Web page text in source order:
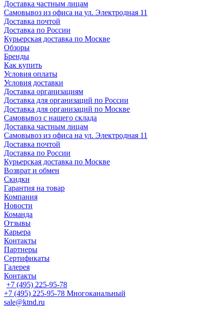
Доставка частным лицам
Самовывоз из офиса на ул. Электродная 11
Доставка почтой
Доставка по России
Курьерская доставка по Москве
Обзоры
Бренды
Как купить
Условия оплаты
Условия доставки
Доставка организациям
Доставка для организаций по России
Доставка для организаций по Москве
Самовывоз с нашего склада
Доставка частным лицам
Самовывоз из офиса на ул. Электродная 11
Доставка почтой
Доставка по России
Курьерская доставка по Москве
Возврат и обмен
Скидки
Гарантия на товар
Компания
Новости
Команда
Отзывы
Карьера
Контакты
Партнеры
Сертификаты
Галерея
Контакты
+7 (495) 225-95-78
+7 (495) 225-95-78 Многоканальный
sale@ktnd.ru